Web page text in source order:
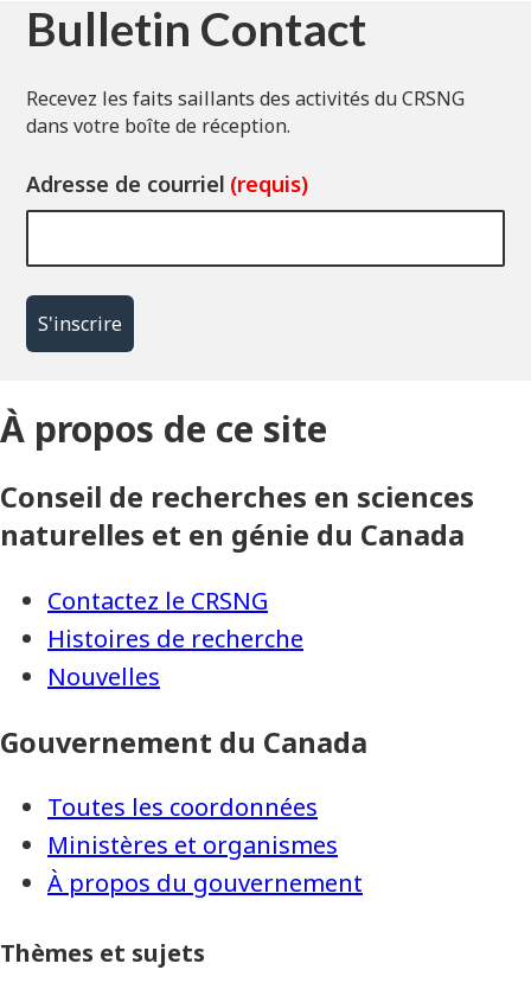
Bulletin Contact
Recevez les faits saillants des activités du CRSNG
dans votre boîte de réception.
Adresse de courriel